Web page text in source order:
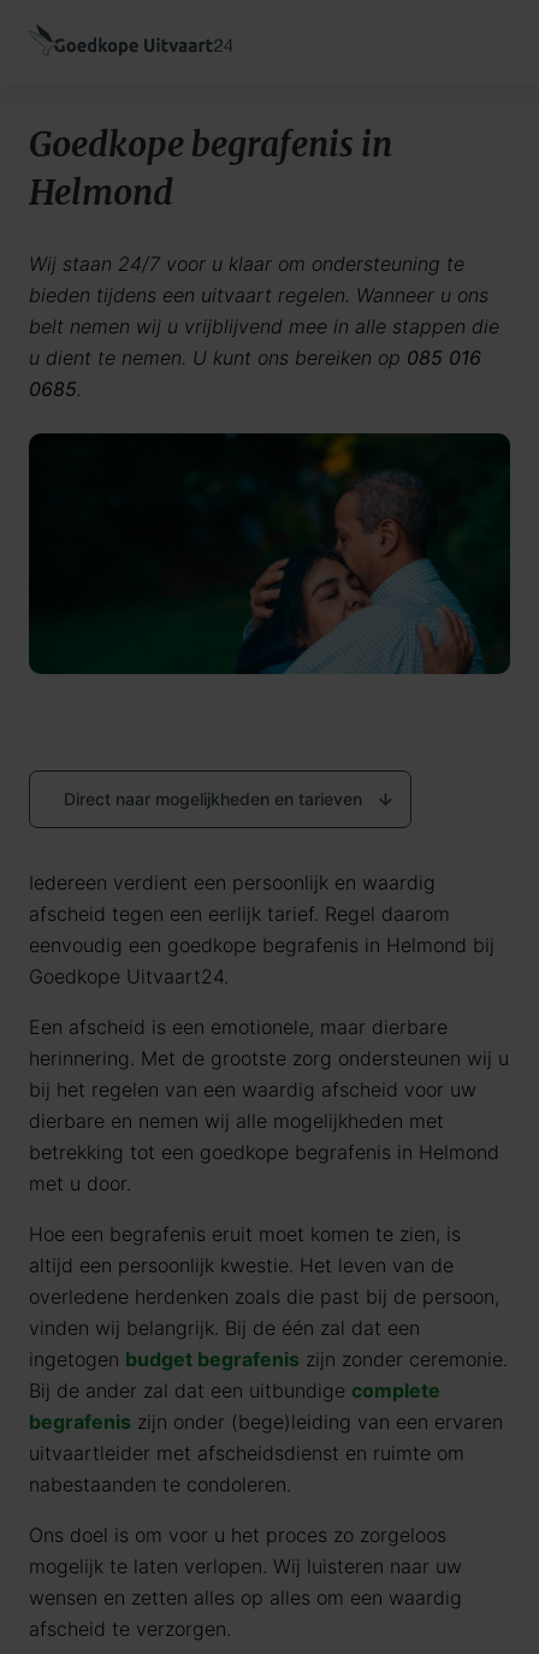
Goedkope begrafenis in
Helmond
Wij staan 24/7 voor u klaar om ondersteuning te
bieden tijdens een uitvaart regelen. Wanneer u ons
belt nemen wij u vrijblijvend mee in alle stappen die
u dient te nemen. U kunt ons bereiken op 085 016
0685.
Direct naar mogelijkheden en tarieven
Iedereen verdient een persoonlijk en waardig
afscheid tegen een eerlijk tarief. Regel daarom
eenvoudig een goedkope begrafenis in Helmond bij
Goedkope Uitvaart24.
Een afscheid is een emotionele, maar dierbare
herinnering. Met de grootste zorg ondersteunen wij u
bij het regelen van een waardig afscheid voor uw
dierbare en nemen wij alle mogelijkheden met
betrekking tot een goedkope begrafenis in Helmond
met u door.
Hoe een begrafenis eruit moet komen te zien, is
altijd een persoonlijk kwestie. Het leven van de
overledene herdenken zoals die past bij de persoon,
vinden wij belangrijk. Bij de één zal dat een
ingetogen budget begrafenis zijn zonder ceremonie.
Bij de ander zal dat een uitbundige complete
begrafenis zijn onder (bege)leiding van een ervaren
uitvaartleider met afscheidsdienst en ruimte om
nabestaanden te condoleren.
Ons doel is om voor u het proces zo zorgeloos
mogelijk te laten verlopen. Wij luisteren naar uw
wensen en zetten alles op alles om een waardig
afscheid te verzorgen.